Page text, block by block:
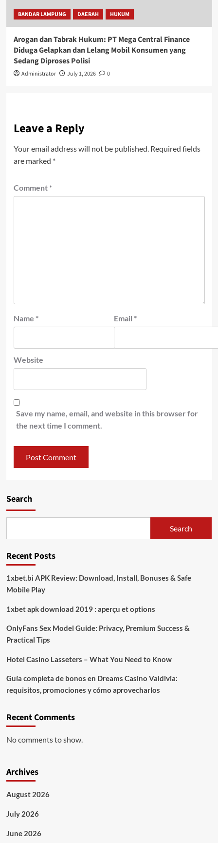
BANDAR LAMPUNG DAERAH HUKUM
Arogan dan Tabrak Hukum: PT Mega Central Finance
Diduga Gelapkan dan Lelang Mobil Konsumen yang
Sedang Diproses Polisi
Administrator July 1, 2026 0
Leave a Reply
Your email address will not be published. Required fields
are marked *
Comment *
Name * Email *
Website
Save my name, email, and website in this browser for
the next time I comment.
Search
Search
Recent Posts
1xbet.bi APK Review: Download, Install, Bonuses & Safe
Mobile Play
1xbet apk download 2019 : aperçu et options
OnlyFans Sex Model Guide: Privacy, Premium Success &
Practical Tips
Hotel Casino Lasseters – What You Need to Know
Guía completa de bonos en Dreams Casino Valdivia:
requisitos, promociones y cómo aprovecharlos​
Recent Comments
No comments to show.
Archives
August 2026
July 2026
June 2026